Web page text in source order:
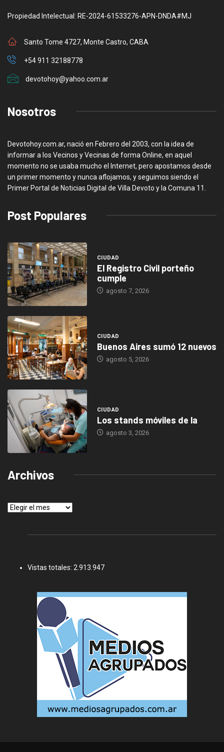
Propiedad Intelectual: RE-2024-61533276-APN-DNDA#MJ
Santo Tome 4727, Monte Castro, CABA
+54 911 32188778
devotohoy@yahoo.com.ar
Nosotros
Devotohoy.com.ar, nació en Febrero del 2003, con la idea de
informar a los Vecinos y Vecinas de forma Online, en aquel
momento no se usaba mucho el Internet, pero apostamos desde
un primer momento y nunca aflojamos, y seguimos siendo el
Primer Portal de Noticias Digital de Villa Devoto y la Comuna 11.
Post Populares
CIUDAD
El Registro Civil porteño
cumple
agosto 7, 2026
CIUDAD
Buenos Aires sumó 12 nuevos
agosto 5, 2026
CIUDAD
Los stands móviles de la
agosto 3, 2026
Archivos
Archivos
Vistas totales: 2.913.947